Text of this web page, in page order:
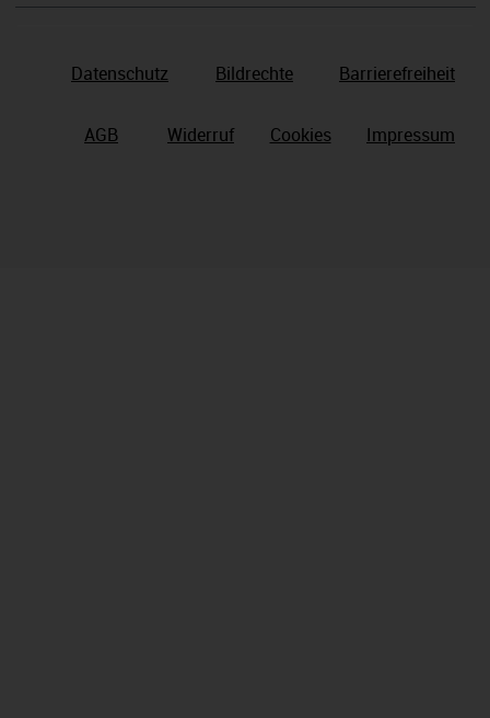
Datenschutz Bildrechte Barrierefreiheit
AGB Widerruf Cookies Impressum